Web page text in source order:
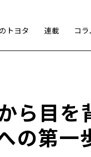
トヨタ 連載 コラ
Racing
ら目を
の第一